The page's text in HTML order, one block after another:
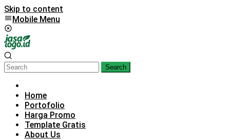
Skip to content
Mobile Menu
Search
Home
Portofolio
Harga Promo
Template Gratis
About Us